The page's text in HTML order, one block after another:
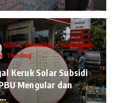
Kuliner Pariwisata Pemerintahan
Trending
Keruk Solar Subsidi
Mengular dan